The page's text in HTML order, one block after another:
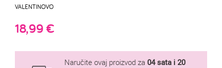
VALENTINOVO
18,99€
Naručite ovaj proizvod za 04 sata i 20